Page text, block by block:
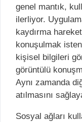
genel mantık,
ilerliyor.
kaydırma
konuşulmak
kişisel bilgileri
görüntülü
Aynı zamanda
atılmasını
Sosyal ağları